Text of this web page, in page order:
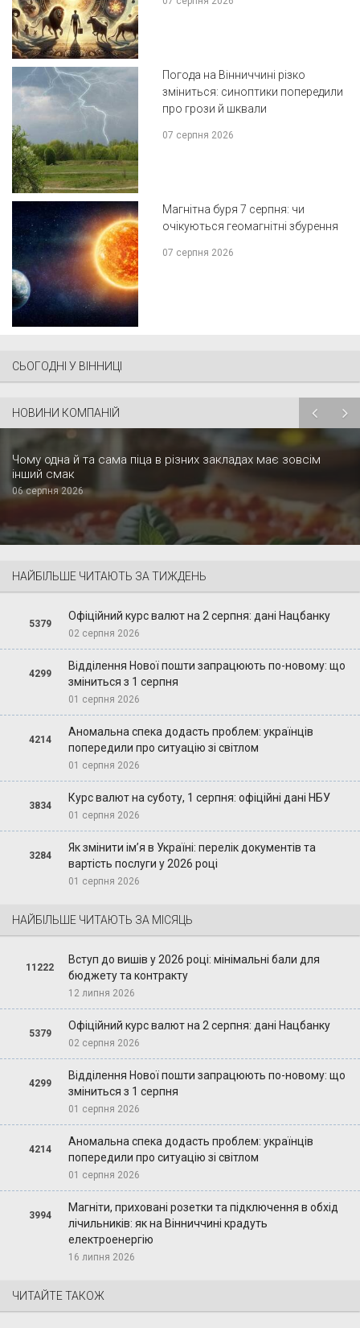
Погода на Вінниччині різко
зміниться: синоптики попередили
про грози й шквали
07 серпня 2026
Магнітна буря 7 серпня: чи
очікуються геомагнітні збурення
07 серпня 2026
СЬОГОДНІ У ВІННИЦІ
НОВИНИ КОМПАНІЙ
Чому одна й та сама піца в різних закладах має зовсім
інший смак
06 серпня 2026
НАЙБІЛЬШЕ ЧИТАЮТЬ ЗА ТИЖДЕНЬ
5379
Офіційний курс валют на 2 серпня: дані Нацбанку
02 серпня 2026
4299
Відділення Нової пошти запрацюють по-новому: що
зміниться з 1 серпня
01 серпня 2026
4214
Аномальна спека додасть проблем: українців
попередили про ситуацію зі світлом
01 серпня 2026
3834
Курс валют на суботу, 1 серпня: офіційні дані НБУ
01 серпня 2026
3284
Як змінити ім’я в Україні: перелік документів та
вартість послуги у 2026 році
01 серпня 2026
НАЙБІЛЬШЕ ЧИТАЮТЬ ЗА МІСЯЦЬ
11222
Вступ до вишів у 2026 році: мінімальні бали для
бюджету та контракту
12 липня 2026
5379
Офіційний курс валют на 2 серпня: дані Нацбанку
02 серпня 2026
4299
Відділення Нової пошти запрацюють по-новому: що
зміниться з 1 серпня
01 серпня 2026
4214
Аномальна спека додасть проблем: українців
попередили про ситуацію зі світлом
01 серпня 2026
3994
Магніти, приховані розетки та підключення в обхід
лічильників: як на Вінниччині крадуть
електроенергію
16 липня 2026
ЧИТАЙТЕ ТАКОЖ